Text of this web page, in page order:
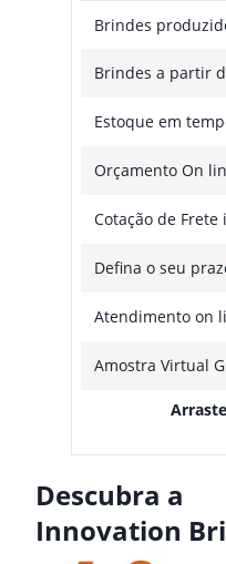
Brindes
Brindes a partir
Estoque em
Orçamento On
Cotação de Frete
Defina o seu
Atendimento on
Amostra Virtual
Descubra a
Innovation